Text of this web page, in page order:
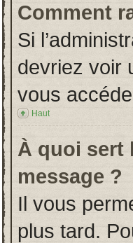
Comment
Si
devriez voir
vous
Haut
À quoi sert
message ?
Il vous
plus tard.